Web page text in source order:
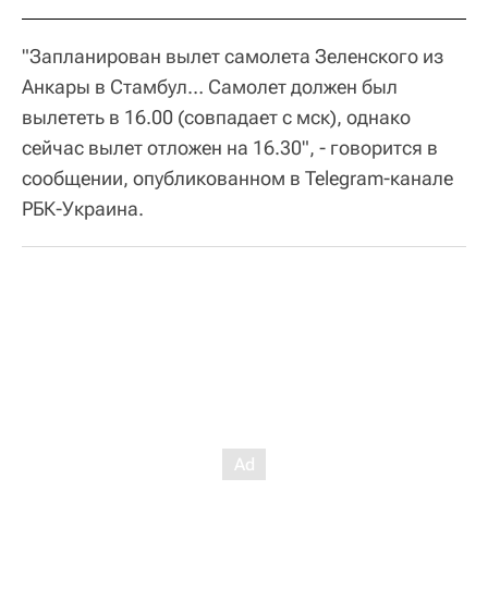
"Запланирован вылет самолета Зеленского из
Анкары в Стамбул… Самолет должен был
вылететь в 16.00 (совпадает с мск), однако
сейчас вылет отложен на 16.30", - говорится в
сообщении, опубликованном в Telegram-канале
РБК-Украина.